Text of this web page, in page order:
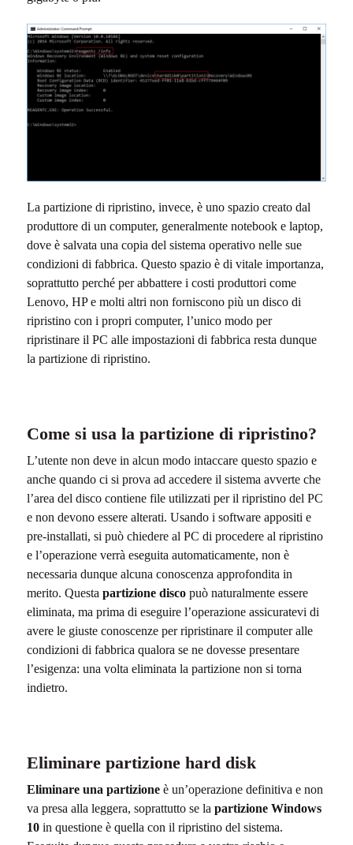
La partizione di ripristino, invece, è uno spazio creato dal
produttore di un computer, generalmente notebook e laptop,
dove è salvata una copia del sistema operativo nelle sue
condizioni di fabbrica. Questo spazio è di vitale importanza,
soprattutto perché per abbattere i costi produttori come
Lenovo, HP e molti altri non forniscono più un disco di
ripristino con i propri computer, l’unico modo per
ripristinare il PC alle impostazioni di fabbrica resta dunque
la partizione di ripristino.
Come si usa la partizione di ripristino?
L’utente non deve in alcun modo intaccare questo spazio e
anche quando ci si prova ad accedere il sistema avverte che
l’area del disco contiene file utilizzati per il ripristino del PC
e non devono essere alterati. Usando i software appositi e
pre-installati, si può chiedere al PC di procedere al ripristino
e l’operazione verrà eseguita automaticamente, non è
necessaria dunque alcuna conoscenza approfondita in
merito. Questa partizione disco può naturalmente essere
eliminata, ma prima di eseguire l’operazione assicuratevi di
avere le giuste conoscenze per ripristinare il computer alle
condizioni di fabbrica qualora se ne dovesse presentare
l’esigenza: una volta eliminata la partizione non si torna
indietro.
Eliminare partizione hard disk
Eliminare una partizione è un’operazione definitiva e non
va presa alla leggera, soprattutto se la partizione Windows
10 in questione è quella con il ripristino del sistema.